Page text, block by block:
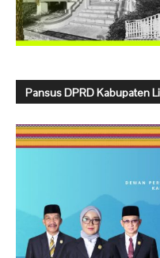
Pansus DPRD Kabupaten